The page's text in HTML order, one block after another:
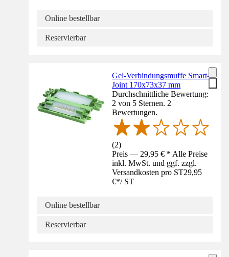
Online bestellbar
Reservierbar
Gel-Verbindungsmuffe Smart-
Joint 170x73x37 mm
Durchschnittliche Bewertung:
2 von 5 Sternen. 2
Bewertungen.
(2)
Preis — 29,95 € * Alle Preise
inkl. MwSt. und ggf. zzgl.
Versandkosten pro ST29,95
€*/ ST
Online bestellbar
Reservierbar